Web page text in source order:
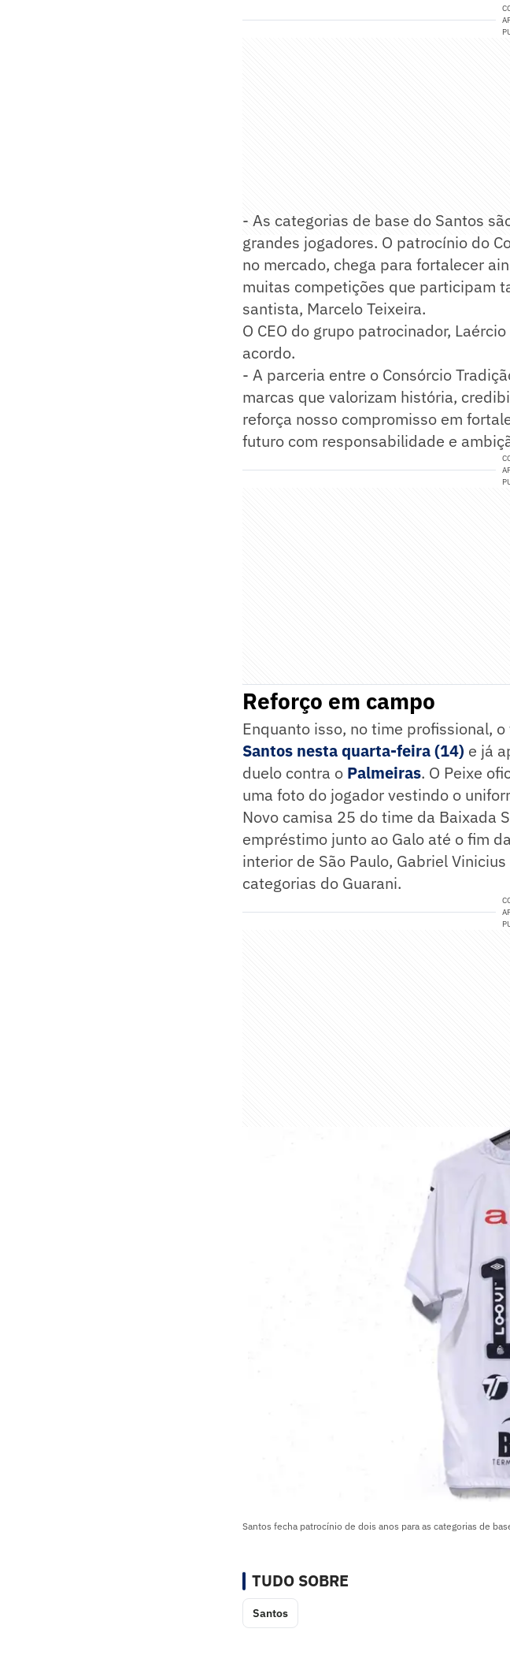
- As categorias de base do Santos
grandes jogadores. O patrocínio do
no mercado, chega para fortalecer
muitas competições que participam
santista, Marcelo Teixeira.
O CEO do grupo patrocinador,
acordo.
- A parceria entre o Consórcio
marcas que valorizam história,
reforça nosso compromisso em
futuro com responsabilidade e
Reforço em campo
Enquanto isso, no time profissional,
Santos nesta quarta-feira (14) e já
duelo contra o Palmeiras. O Peixe
uma foto do jogador vestindo o
Novo camisa 25 do time da Baixada
empréstimo junto ao Galo até o fim
interior de São Paulo, Gabriel
categorias do Guarani.
Santos fecha patrocínio de dois anos para as categorias de
TUDO SOBRE
Santos